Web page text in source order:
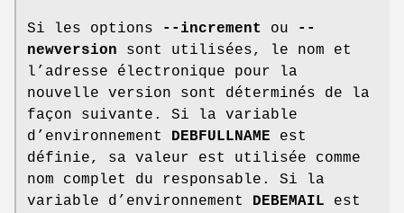
Si les options --increment ou
--
newversion sont utilisées, le nom et
l’adresse électronique pour la
nouvelle version sont déterminés de la
façon suivante. Si la variable
d’environnement DEBFULLNAME est
définie, sa valeur est utilisée comme
nom complet du responsable. Si la
variable d’environnement DEBEMAIL est